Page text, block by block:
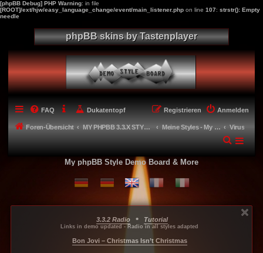
[phpBB Debug] PHP Warning: in file
[ROOT]/ext/hjw/easy_language_change/event/main_listener.php on line 107: strstr(): Empty
needle
phpBB skins by Tastenplayer
FAQ Dukatentopf Anmelden
Registrieren
Foren-Übersicht MY PHPBB 3.3.X STYLES Meine Styles - My style creations Virus
My phpBB Style Demo Board & More
3.3.2 Radio • Tutorial
Links in demo updated - Radio in all styles adapted
Bon Jovi – Christmas Isn’t Christmas